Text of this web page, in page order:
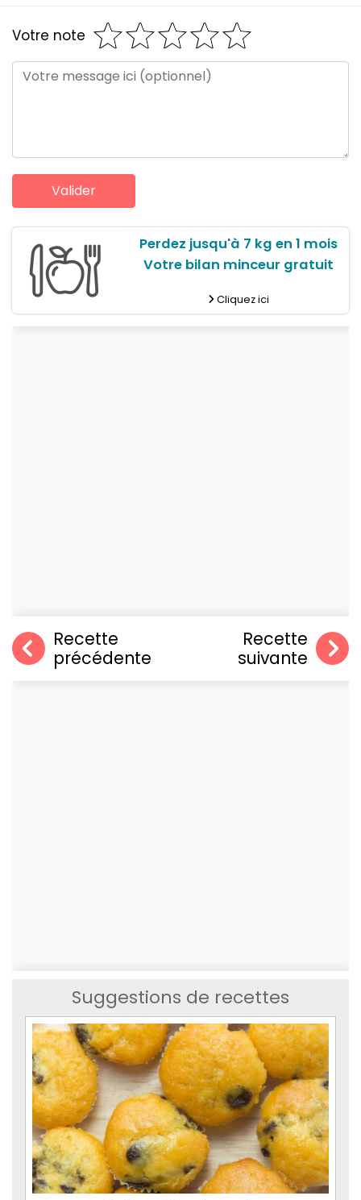
Votre note
Perdez jusqu'à 7 kg en 1 mois
Votre bilan minceur gratuit
Cliquez ici
Recette
précédente
Recette
suivante
Suggestions de recettes